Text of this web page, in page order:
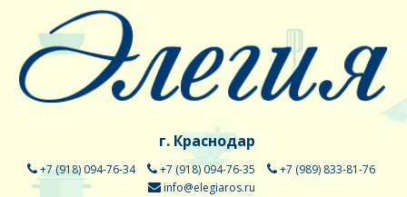
г. Краснодар
+7 (918) 094-76-34 +7 (918) 094-76-35
+7 (989) 833-81-76
info@elegiaros.ru